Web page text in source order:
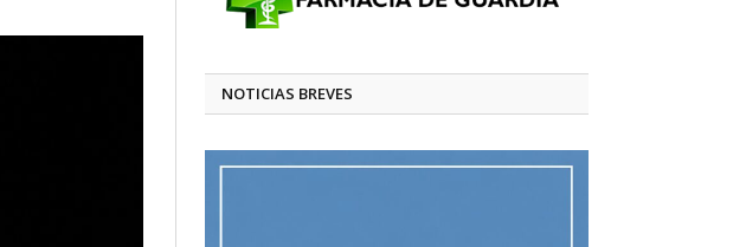
NOTICIAS BREVES